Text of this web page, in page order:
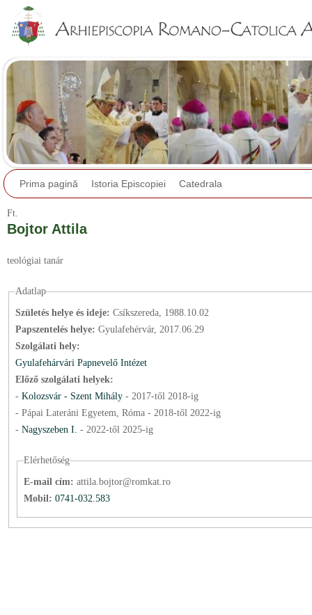
Prima pagină Istoria Episcopiei Catedrala
Ft.
Bojtor Attila
teológiai tanár
Adatlap
Születés helye és ideje: Csíkszereda, 1988.10.02
Papszentelés helye: Gyulafehérvár, 2017.06.29
Szolgálati hely:
Gyulafehárvári Papnevelő Intézet
Előző szolgálati helyek:
- Kolozsvár - Szent Mihály- 2017-től 2018-ig
- Pápai Lateráni Egyetem, Róma - 2018-től 2022-ig
- Nagyszeben I. - 2022-től 2025-ig
Elérhetőség
E-mail cím: attila.bojtor@romkat.ro
Mobil: 0741-032.583